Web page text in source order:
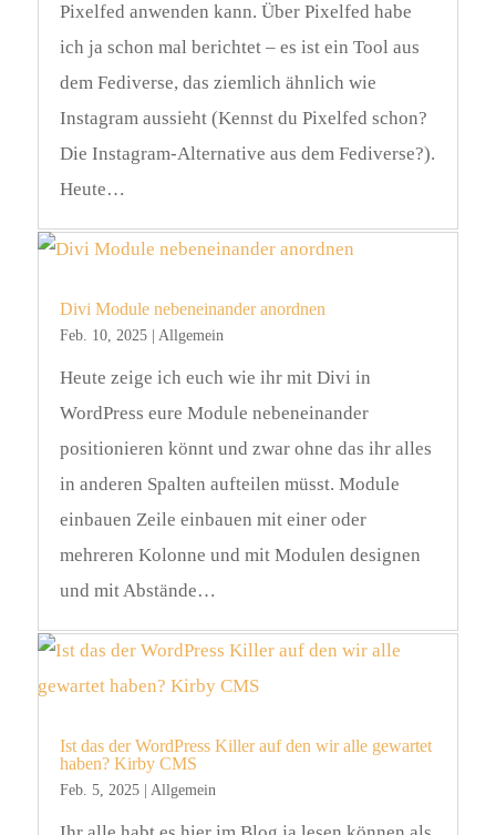
Pixelfed anwenden kann. Über Pixelfed habe
ich ja schon mal berichtet – es ist ein Tool aus
dem Fediverse, das ziemlich ähnlich wie
Instagram aussieht (Kennst du Pixelfed schon?
Die Instagram-Alternative aus dem Fediverse?).
Heute…
Divi Module nebeneinander anordnen
Feb. 10, 2025| Allgemein
Heute zeige ich euch wie ihr mit Divi in
WordPress eure Module nebeneinander
positionieren könnt und zwar ohne das ihr alles
in anderen Spalten aufteilen müsst. Module
einbauen Zeile einbauen mit einer oder
mehreren Kolonne und mit Modulen designen
und mit Abstände…
Ist das der WordPress Killer auf den wir alle gewartet
haben? Kirby CMS
Feb. 5, 2025| Allgemein